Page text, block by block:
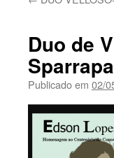
Duo de
Publicado em 02/